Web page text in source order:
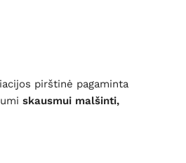
pirštinė pagaminta
skausmui malšinti,